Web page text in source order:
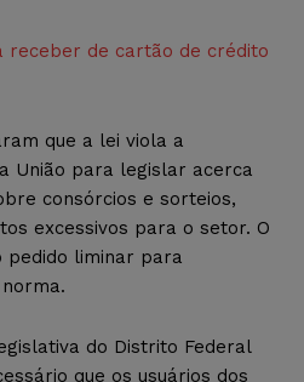
receber de cartão de crédito
que a lei viola a
União para legislar acerca
consórcios e sorteios,
excessivos para o setor. O
pedido liminar para
do Distrito Federal
que os usuários dos